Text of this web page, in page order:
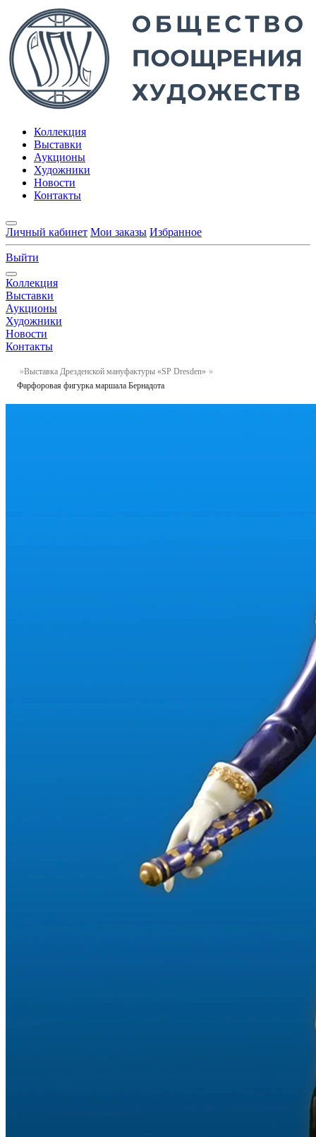
Коллекция
Выставки
Аукционы
Художники
Новости
Контакты
Личный кабинет Мои заказы Избранное
Выйти
Коллекция
Выставки
Аукционы
Художники
Новости
Контакты
Выставка Дрезденской мануфактуры «SP Dresden»
Фарфоровая фигурка маршала Бернадота